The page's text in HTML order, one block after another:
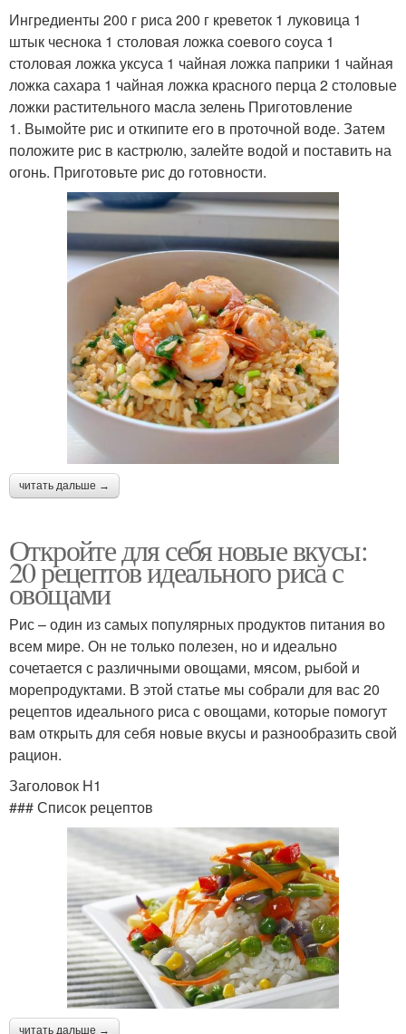
Ингредиенты 200 г риса 200 г креветок 1 луковица 1
штык чеснока 1 столовая ложка соевого соуса 1
столовая ложка уксуса 1 чайная ложка паприки 1 чайная
ложка сахара 1 чайная ложка красного перца 2 столовые
ложки растительного масла зелень Приготовление
1. Вымойте рис и откипите его в проточной воде. Затем
положите рис в кастрюлю, залейте водой и поставить на
огонь. Приготовьте рис до готовности.
читать дальше →
Откройте для себя новые вкусы:
20 рецептов идеального риса с
овощами
Рис – один из самых популярных продуктов питания во
всем мире. Он не только полезен, но и идеально
сочетается с различными овощами, мясом, рыбой и
морепродуктами. В этой статье мы собрали для вас 20
рецептов идеального риса с овощами, которые помогут
вам открыть для себя новые вкусы и разнообразить свой
рацион.
Заголовок H1
### Список рецептов
читать дальше →